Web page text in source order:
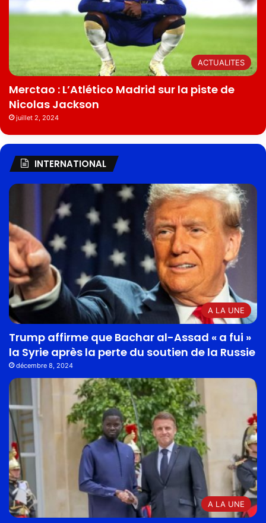
ACTUALITES
Merctao : L’Atlético Madrid sur la piste de
Nicolas Jackson
juillet 2, 2024
INTERNATIONAL
A LA UNE
Trump affirme que Bachar al-Assad « a fui »
la Syrie après la perte du soutien de la Russie
décembre 8, 2024
A LA UNE